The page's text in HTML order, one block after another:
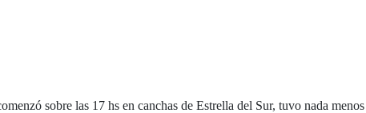
sobre las 17 hs en canchas de Estrella del Sur, tuvo nada